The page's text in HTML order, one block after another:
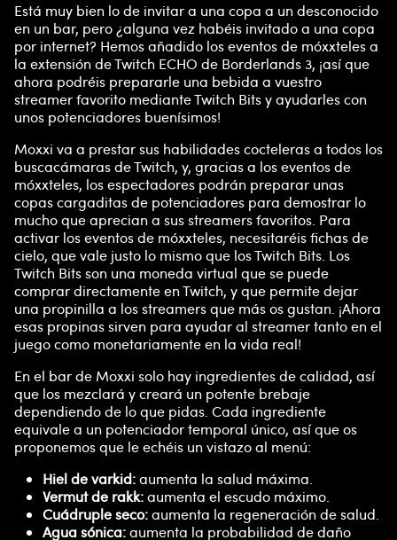
Está muy bien lo de invitar a una copa a un desconocido
en un bar, pero ¿alguna vez habéis invitado a una copa
por internet? Hemos añadido los eventos de móxxteles a
la extensión de Twitch ECHO de Borderlands 3, ¡así que
ahora podréis prepararle una bebida a vuestro
streamer favorito mediante Twitch Bits y ayudarles con
unos potenciadores buenísimos!
Moxxi va a prestar sus habilidades cocteleras a todos los
buscacámaras de Twitch, y, gracias a los eventos de
móxxteles, los espectadores podrán preparar unas
copas cargaditas de potenciadores para demostrar lo
mucho que aprecian a sus streamers favoritos. Para
activar los eventos de móxxteles, necesitaréis fichas de
cielo, que vale justo lo mismo que los Twitch Bits. Los
Twitch Bits son una moneda virtual que se puede
comprar directamente en Twitch, y que permite dejar
una propinilla a los streamers que más os gustan. ¡Ahora
esas propinas sirven para ayudar al streamer tanto en el
juego como monetariamente en la vida real!
En el bar de Moxxi solo hay ingredientes de calidad, así
que los mezclará y creará un potente brebaje
dependiendo de lo que pidas. Cada ingrediente
equivale a un potenciador temporal único, así que os
proponemos que le echéis un vistazo al menú:
Hiel de varkid:aumenta la salud máxima.
Vermut de rakk:aumenta el escudo máximo.
Cuádruple seco:aumenta la regeneración de salud.
Agua sónica:aumenta la probabilidad de daño